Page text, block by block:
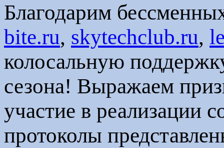
Благодарим
bite.ru, skytechclub.ru,
колосальную
сезона! Выражаем
участие в реализации
протоколы